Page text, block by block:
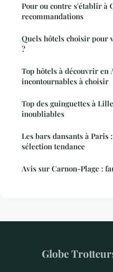
Pour ou contre s'établir à
recommandations
Quels hôtels choisir pour
?
Top hôtels à découvrir en
incontournables à choisir
Top des guinguettes à
inoubliables
Les bars dansants à Paris
sélection tendance
Avis sur Carnon-Plage :
Globe